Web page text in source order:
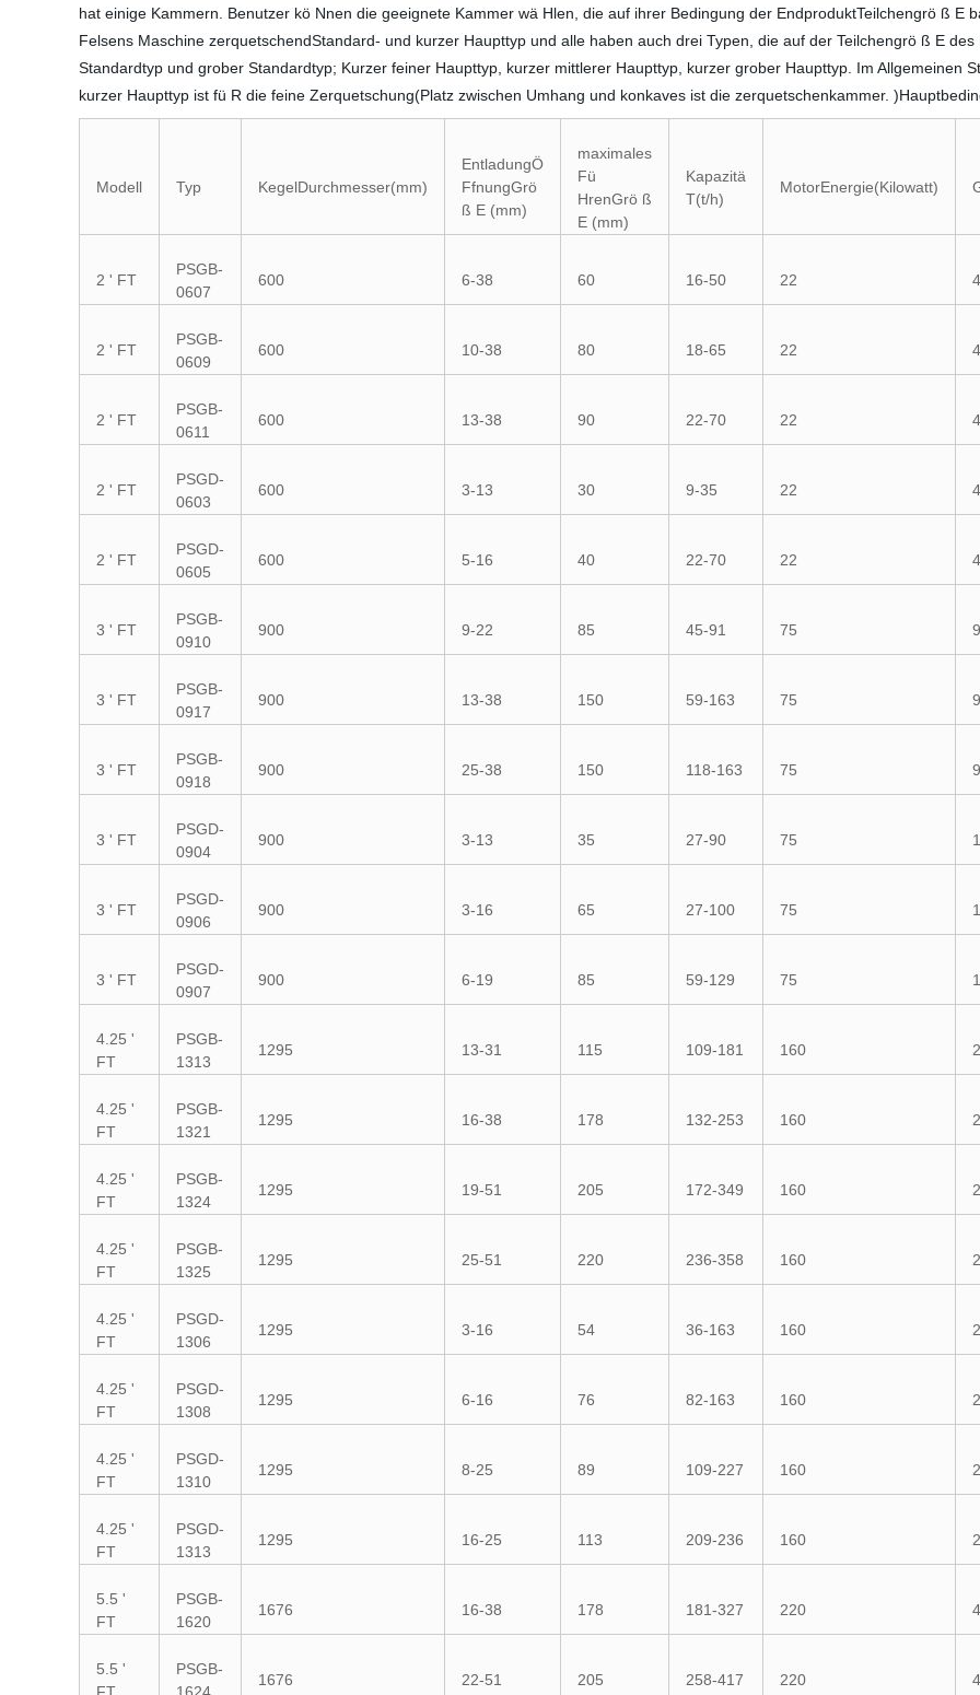
hat einige Kammern. Benutzer kö Nnen die geeignete Kammer wä Hlen, die auf ihrer Bedingung der EndproduktTeilchengrö ß E
Felsens Maschine zerquetschendStandard- und kurzer Haupttyp und alle haben auch drei Typen, die auf der Teilchengrö ß E
Standardtyp und grober Standardtyp; Kurzer feiner Haupttyp, kurzer mittlerer Haupttyp, kurzer grober Haupttyp. Im Allgemeinen
kurzer Haupttyp ist fü R die feine Zerquetschung(Platz zwischen Umhang und konkaves ist die zerquetschenkammer.
Modell Typ KegelDurchmesser(mm)
EntladungÖ
FfnungGrö
ß E (mm)
maximales
Fü
HrenGrö ß
E (mm)
Kapazitä
T(t/h)
MotorEnergie(Kilowatt)
2 ' FT
PSGB-
0607
600 6-38 60 16-50 22
2 ' FT
PSGB-
0609
600 10-38 80 18-65 22
2 ' FT
PSGB-
0611
600 13-38 90 22-70 22
2 ' FT
PSGD-
0603
600 3-13 30 9-35 22
2 ' FT
PSGD-
0605
600 5-16 40 22-70 22
3 ' FT
PSGB-
0910
900 9-22 85 45-91 75
3 ' FT
PSGB-
0917
900 13-38 150 59-163 75
3 ' FT
PSGB-
0918
900 25-38 150 118-163 75
3 ' FT
PSGD-
0904
900 3-13 35 27-90 75
3 ' FT
PSGD-
0906
900 3-16 65 27-100 75
3 ' FT
PSGD-
0907
900 6-19 85 59-129 75
4.25 '
FT
PSGB-
1313
1295 13-31 115 109-181 160
4.25 '
FT
PSGB-
1321
1295 16-38 178 132-253 160
4.25 '
FT
PSGB-
1324
1295 19-51 205 172-349 160
4.25 '
FT
PSGB-
1325
1295 25-51 220 236-358 160
4.25 '
FT
PSGD-
1306
1295 3-16 54 36-163 160
4.25 '
FT
PSGD-
1308
1295 6-16 76 82-163 160
4.25 '
FT
PSGD-
1310
1295 8-25 89 109-227 160
4.25 '
FT
PSGD-
1313
1295 16-25 113 209-236 160
5.5 '
FT
PSGB-
1620
1676 16-38 178 181-327 220
5.5 '
PSGB-
1676 22-51 205 258-417 220